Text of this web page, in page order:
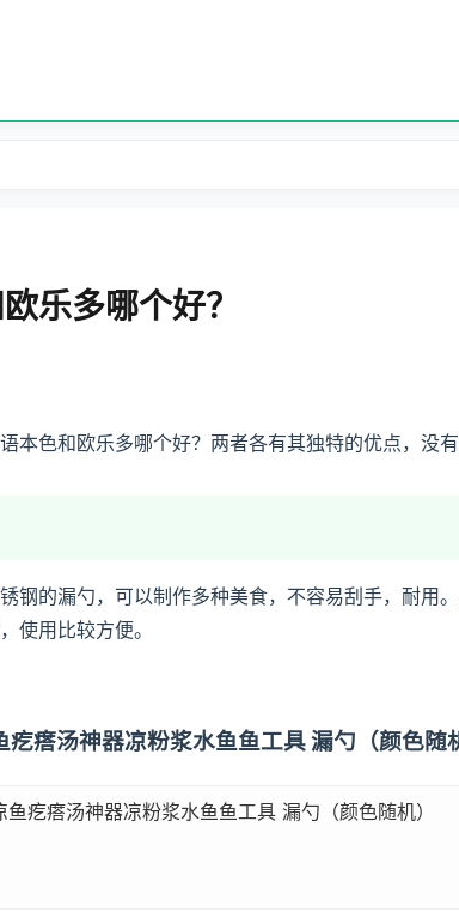
乐多哪个好？
本色和欧乐多哪个好？两者各有其独特的优点，没有
钢的漏勺，可以制作多种美食，不容易刮手，耐用
使用比较方便。
瘩汤神器凉粉浆水鱼鱼工具 漏勺（颜色随
疙瘩汤神器凉粉浆水鱼鱼工具 漏勺（颜色随机）